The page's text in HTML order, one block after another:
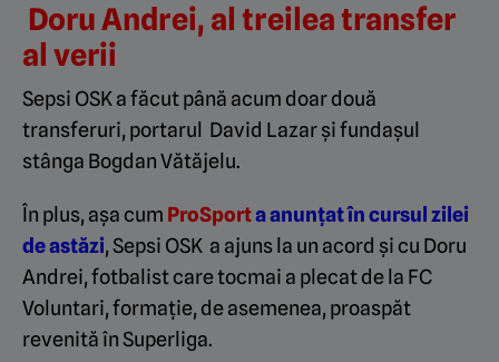
Doru Andrei, al treilea transfer
al verii
Sepsi OSK a făcut până acum doar două
transferuri, portarul David Lazar și fundașul
stânga Bogdan Vătăjelu.
În plus, așa cum ProSporta anunțat în cursul zilei
de astăzi, Sepsi OSK a ajuns la un acord și cu Doru
Andrei, fotbalist care tocmai a plecat de la FC
Voluntari, formație, de asemenea, proaspăt
revenită în Superliga.